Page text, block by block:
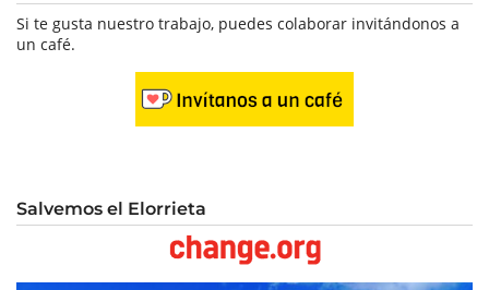
Si te gusta nuestro trabajo, puedes colaborar invitándonos a
un café.
Salvemos el Elorrieta